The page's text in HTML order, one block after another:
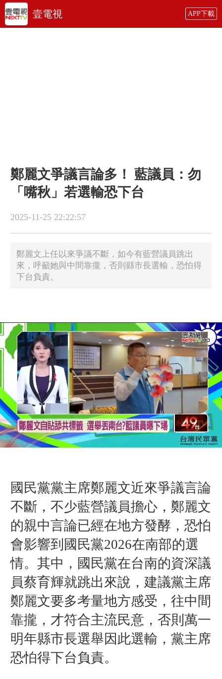
壹電視 APP下載
鄭麗文爭議言論多！ 藍議員：勿
「嘴秋」若選輸恐下台
2025-11-25 22:22:57
鄭麗文上任以來爭議不斷，如今有藍營議員跳出
來，呼籲她與中間靠攏，否則縣市長選輸，恐怕得
下台負責。
國民黨黨主席鄭麗文近來爭議言論
不斷，不少藍營議員擔心，鄭麗文
的親中言論已經在地方發酵，恐怕
會影響到國民黨2026在南部的選
情。其中，國民黨在台南的資深議
員蔡育輝就跳出來說，建議黨主席
鄭麗文要多考量地方感受，往中間
靠攏，才符合主流民意，否則萬一
明年縣市長選舉因此選輸，黨主席
恐怕得下台負責。